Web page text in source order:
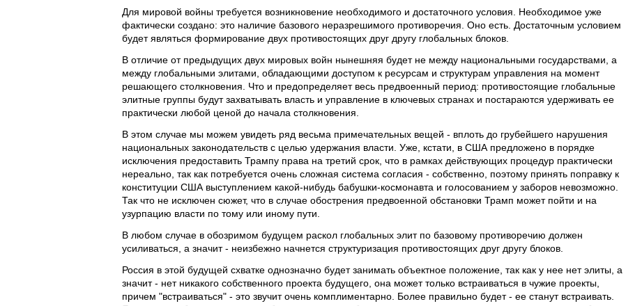
Для мировой войны требуется возникновение необходимого и достаточного условия. Необходимое уже
фактически создано: это наличие базового неразрешимого противоречия. Оно есть. Достаточным условием
будет являться формирование двух противостоящих друг другу глобальных блоков.
В отличие от предыдущих двух мировых войн нынешняя будет не между национальными государствами, а
между глобальными элитами, обладающими доступом к ресурсам и структурам управления на момент
решающего столкновения. Что и предопределяет весь предвоенный период: противостоящие глобальные
элитные группы будут захватывать власть и управление в ключевых странах и постараются удерживать ее
практически любой ценой до начала столкновения.
В этом случае мы можем увидеть ряд весьма примечательных вещей - вплоть до грубейшего нарушения
национальных законодательств с целью удержания власти. Уже, кстати, в США предложено в порядке
исключения предоставить Трампу права на третий срок, что в рамках действующих процедур практически
нереально, так как потребуется очень сложная система согласия - собственно, поэтому принять поправку к
конституции США выступлением какой-нибудь бабушки-космонавта и голосованием у заборов невозможно.
Так что не исключен сюжет, что в случае обострения предвоенной обстановки Трамп может пойти и на
узурпацию власти по тому или иному пути.
В любом случае в обозримом будущем раскол глобальных элит по базовому противоречию должен
усиливаться, а значит - неизбежно начнется структуризация противостоящих друг другу блоков.
Россия в этой будущей схватке однозначно будет занимать объектное положение, так как у нее нет элиты, а
значит - нет никакого собственного проекта будущего, она может только встраиваться в чужие проекты,
причем "встраиваться" - это звучит очень комплиментарно. Более правильно будет - ее станут встраивать.